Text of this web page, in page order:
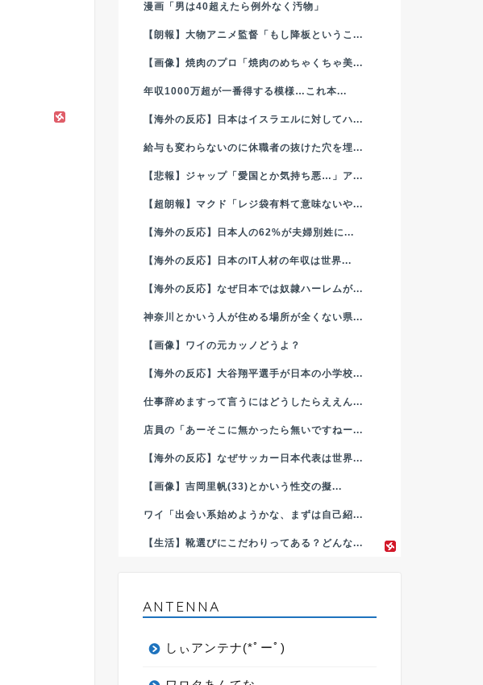
漫画「男は40超えたら例外なく汚物」
【朗報】大物アニメ監督「もし降板というこ...
【画像】焼肉のプロ「焼肉のめちゃくちゃ美...
年収1000万超が一番得する模様…これ本...
【海外の反応】日本はイスラエルに対してハ...
給与も変わらないのに休職者の抜けた穴を埋...
【悲報】ジャップ「愛国とか気持ち悪…」ア...
【超朗報】マクド「レジ袋有料て意味ないや...
【海外の反応】日本人の62%が夫婦別姓に...
【海外の反応】日本のIT人材の年収は世界...
【海外の反応】なぜ日本では奴隷ハーレムが...
神奈川とかいう人が住める場所が全くない県...
【画像】ワイの元カッノどうよ？
【海外の反応】大谷翔平選手が日本の小学校...
仕事辞めますって言うにはどうしたらええん...
店員の「あーそこに無かったら無いですねー...
【海外の反応】なぜサッカー日本代表は世界...
【画像】吉岡里帆(33)とかいう性交の擬...
ワイ「出会い系始めようかな、まずは自己紹...
【生活】靴選びにこだわりってある？どんな...
ANTENNA
しぃアンテナ(*ﾟーﾟ)